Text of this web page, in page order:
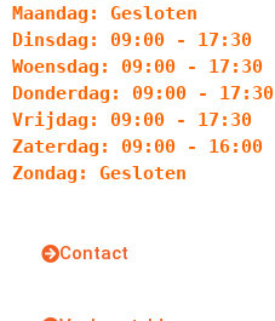
Maandag: Gesloten
Dinsdag: 09:00 - 17:30
Woensdag: 09:00 - 17:30
Donderdag: 09:00 - 17:30
Vrijdag: 09:00 - 17:30
Zaterdag: 09:00 - 16:00
Zondag: Gesloten
Contact